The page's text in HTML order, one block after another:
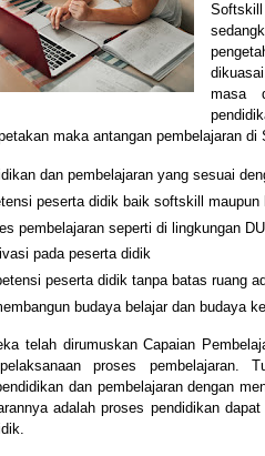
masa
maka antangan pembelajaran di
dan pembelajaran yang sesuai
peserta didik baik softskill maupun
pembelajaran seperti di lingkungan
pada peserta didik
peserta didik tanpa batas ruang
budaya belajar dan budaya
telah dirumuskan Capaian
proses pembelajaran.
dan pembelajaran dengan
adalah proses pendidikan